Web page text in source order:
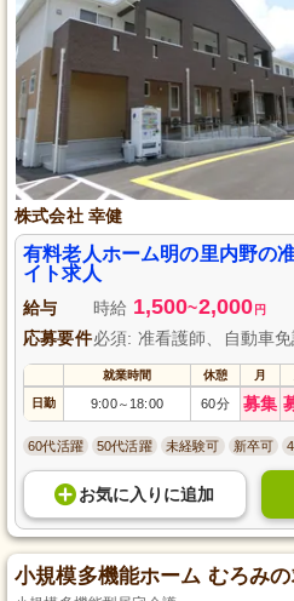
株式会社 幸健
有料老人ホーム明の里内野の
イト求人
給与 時給 1,500~2,000 円
応募要件必須: 准看護師、自動車
就業時間 休憩 月
日勤 9:00～ 18:00 60分 募集
60代活躍 50代活躍 未経験可 新卒可
お気に入り に追加
小規模多機能ホーム むろみ